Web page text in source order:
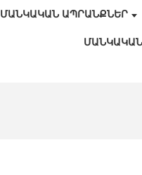
ՄԱՆԿԱԿԱՆ ԱՊՐԱՆՔՆԵՐ